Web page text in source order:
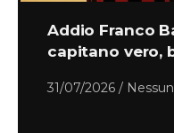
Addio Franco
capitano vero,
31/07/2026